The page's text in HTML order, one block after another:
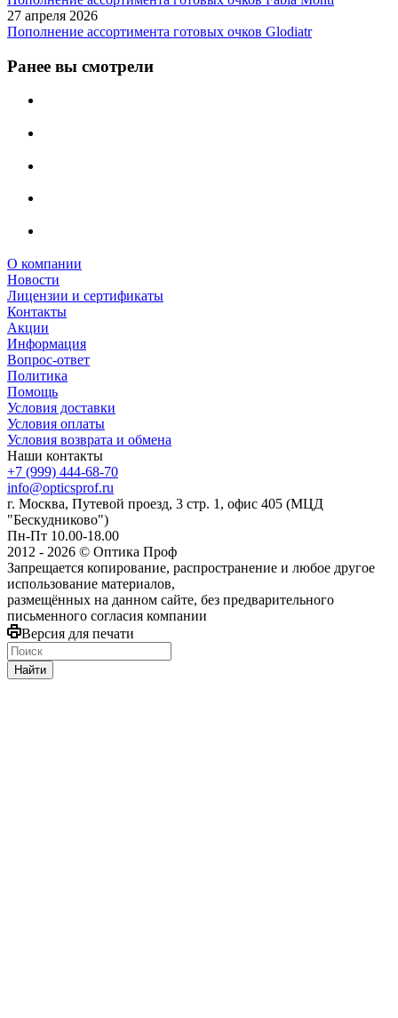
27 апреля 2026
Пополнение ассортимента готовых очков Glodiatr
Ранее вы смотрели
О компании
Новости
Лицензии и сертификаты
Контакты
Акции
Информация
Вопрос-ответ
Политика
Помощь
Условия доставки
Условия оплаты
Условия возврата и обмена
Наши контакты
+7 (999) 444-68-70
info@opticsprof.ru
г. Москва, Путевой проезд, 3 стр. 1, офис 405 (МЦД
"Бескудниково")
Пн-Пт 10.00-18.00
2012 - 2026 © Оптика Проф
Запрещается копирование, распространение и любое другое
использование материалов,
размещённых на данном сайте, без предварительного
письменного согласия компании
Версия для печати
Найти